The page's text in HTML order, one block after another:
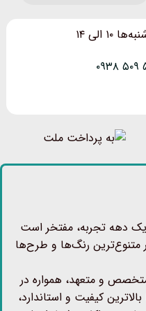
یک دهه تجربه، مفتخر است
متنوع‌ترین رنگ‌ها و طرح‌ها
و متعهد، همواره در
کیفیت و استاندارد،